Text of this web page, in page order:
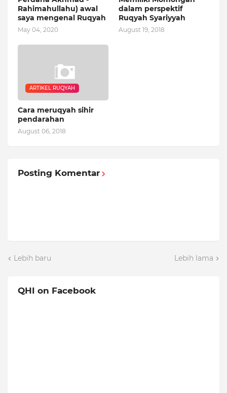
Rahimahullahu) awal
saya mengenal Ruqyah
May 04, 2020
dalam perspektif
Ruqyah Syariyyah
August 19, 2018
ARTIKEL RUQYAH
Cara meruqyah sihir
pendarahan
August 06, 2018
Posting Komentar
Lebih baru Lebih lama
QHI on Facebook